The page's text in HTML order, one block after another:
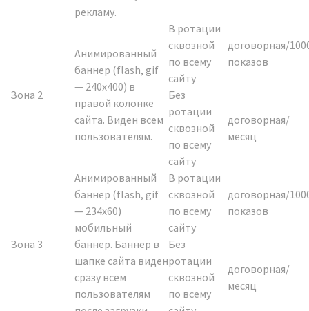
рекламу.
Зона 2
Анимированный
баннер (flash, gif
— 240х400) в
правой колонке
сайта. Виден всем
пользователям.
В ротации
сквозной
по всему
сайту
договорная/
показов
Без
ротации
сквозной
по всему
сайту
договорная/
месяц
Зона 3
Анимированный
баннер (flash, gif
— 234х60)
мобильный
баннер. Баннер в
шапке сайта виден
сразу всем
пользователям
В ротации
сквозной
по всему
сайту
договорная/
показов
Без
ротации
сквозной
по всему
договорная/
месяц